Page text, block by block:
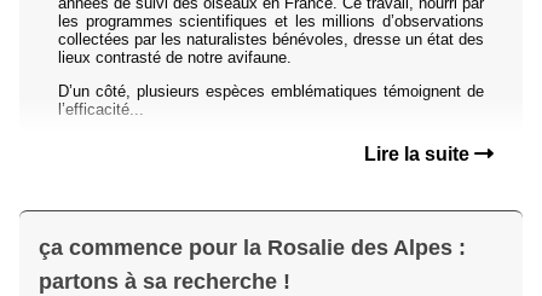
les programmes scientifiques et les millions d’observations
collectées par les naturalistes bénévoles, dresse un état des
lieux contrasté de notre avifaune.
D’un côté, plusieurs espèces emblématiques témoignent de
l’efficacité...
Lire la suite
ça commence pour la Rosalie des Alpes :
partons à sa recherche !